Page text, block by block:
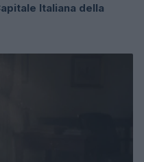
Italiana della